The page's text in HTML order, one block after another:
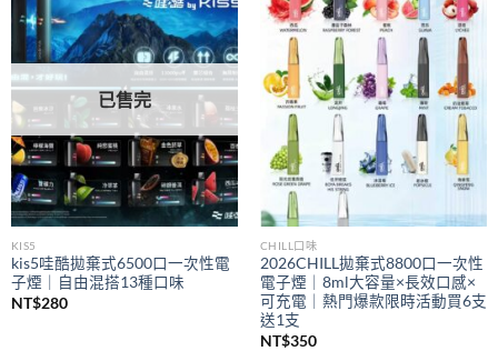
Add to
wishlist
已售完
KIS5
kis5哇酷拋棄式6500口一次性電
子煙｜自由混搭13種口味
NT$280
Add to
wishlist
CHILL口味
2026CHILL拋棄式8800口一次性
電子煙｜8ml大容量×長效口感×
可充電｜熱門爆款限時活動買6支
送1支
NT$350